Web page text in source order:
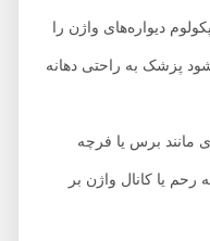
دیواره‌های واژن را
به راحتی دهانه
برس یا فرچه
کانال واژن بر